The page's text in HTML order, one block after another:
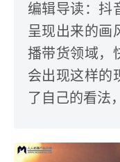
编辑导读：抖
呈现出来的画
播带货领域，
会出现这样的
了自己的看法